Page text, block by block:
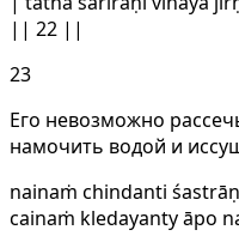
|| 22 ||
23
Его невозможно
намочить водой и
nainaṁ chindanti
cainaṁ kledayanty āpo